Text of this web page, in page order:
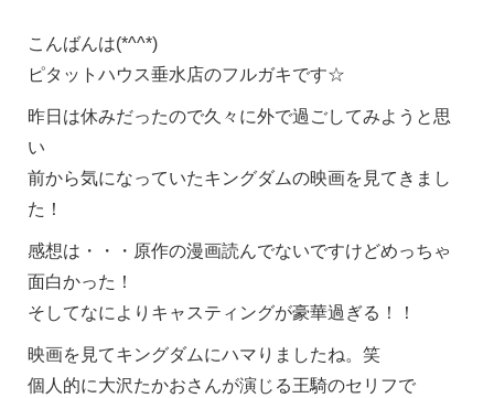
こんばんは(*^^*)
ピタットハウス垂水店のフルガキです☆
昨日は休みだったので久々に外で過ごしてみようと思
い
前から気になっていたキングダムの映画を見てきまし
た！
感想は・・・原作の漫画読んでないですけどめっちゃ
面白かった！
そしてなによりキャスティングが豪華過ぎる！！
映画を見てキングダムにハマりましたね。笑
個人的に大沢たかおさんが演じる王騎のセリフで